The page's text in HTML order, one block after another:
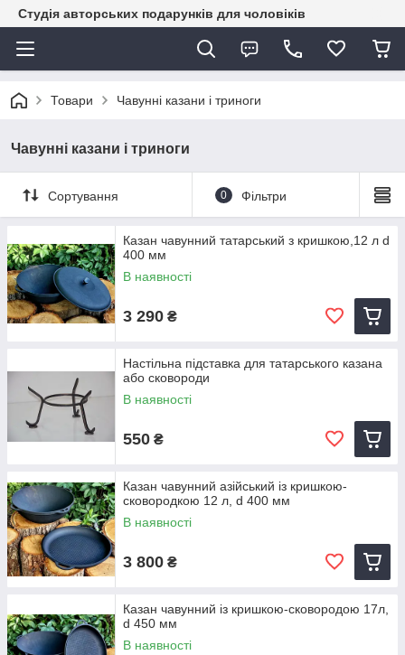
Студія авторських подарунків для чоловіків
Товари Чавунні казани і триноги
Чавунні казани і триноги
Сортування 0 Фільтри
Казан чавунний татарський з кришкою,12 л d
400 мм
В наявності
3 290 ₴
Настільна підставка для татарського казана
або сковороди
В наявності
550 ₴
Казан чавунний азійський із кришкою-
сковородкою 12 л, d 400 мм
В наявності
3 800 ₴
Казан чавунний із кришкою-сковородою 17л,
d 450 мм
В наявності